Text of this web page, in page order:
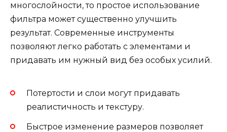
многослойности, то простое использование
фильтра может существенно улучшить
результат. Современные инструменты
позволяют легко работать с элементами и
придавать им нужный вид без особых усилий.
Потертости и слои могут придавать
реалистичность и текстуру.
Быстрое изменение размеров позволяет